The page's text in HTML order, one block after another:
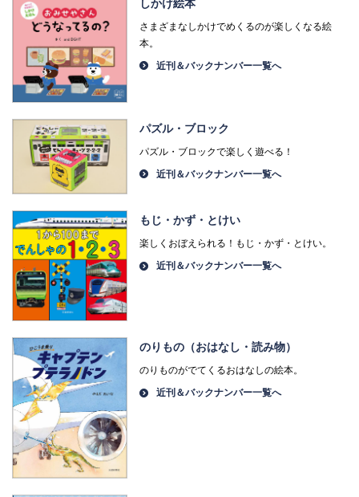
しかけ絵本
さまざまなしかけでめくるのが楽しくなる絵
本。
近刊＆バックナンバー一覧へ
パズル・ブロック
パズル・ブロックで楽しく遊べる！
近刊＆バックナンバー一覧へ
もじ・かず・とけい
楽しくおぼえられる！もじ・かず・とけい。
近刊＆バックナンバー一覧へ
のりもの（おはなし・読み物）
のりものがでてくるおはなしの絵本。
近刊＆バックナンバー一覧へ